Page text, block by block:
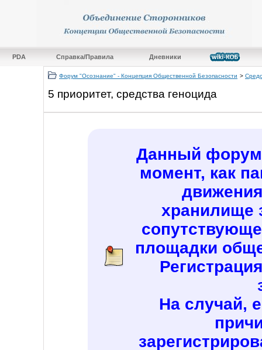
PDA Справка/Правила Дневники
Форум "Осознание" - Концепция Общественной Безопасности >
5 приоритет, средства геноцида
Данный форум
момент, как
хранилище
площадки
На случай,